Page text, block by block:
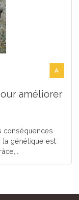
A
améliorer
conséquences
la génétique est